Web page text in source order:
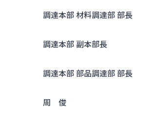
調達本部 材料調達部 部長
調達本部 副本部長
調達本部 部品調達部 部長
周 俊